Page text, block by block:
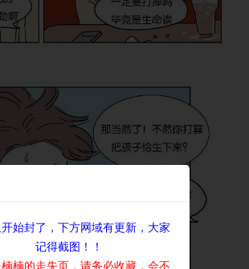
始封了，下方网域有更新，大家
记得截图！！
楠的走失页，请务必收藏，会不